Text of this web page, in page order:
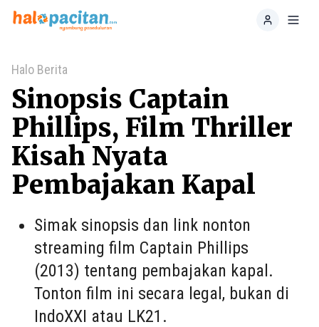
Home
Halo Berita
Sinopsis Captain
Phillips, Film Thriller
Kisah Nyata
Pembajakan Kapal
Simak sinopsis dan link nonton
streaming film Captain Phillips
(2013) tentang pembajakan kapal.
Tonton film ini secara legal, bukan di
IndoXXI atau LK21.